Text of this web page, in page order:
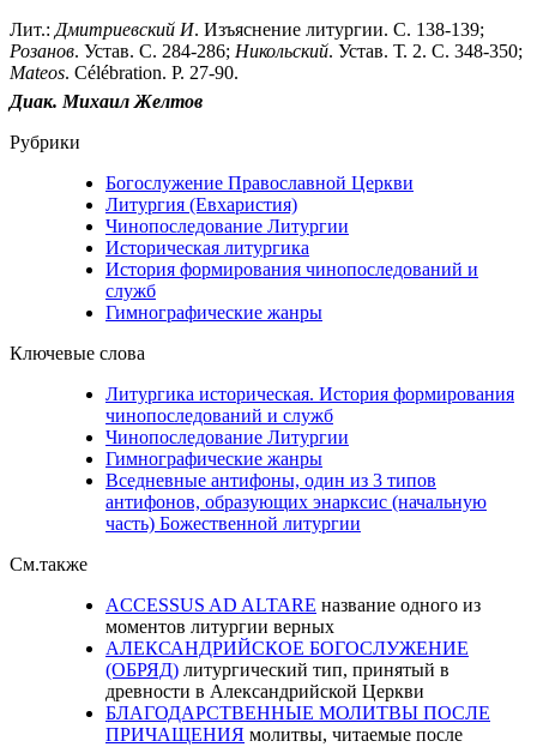
Лит.: Дмитриевский И. Изъяснение литургии. С. 138-139;
Розанов. Устав. С. 284-286; Никольский. Устав. Т. 2. С. 348-350;
Mateos. Célébration. P. 27-90.
Диак. Михаил Желтов
Рубрики
Богослужение Православной Церкви
Литургия (Евхаристия)
Чинопоследование Литургии
Историческая литургика
История формирования чинопоследований и
служб
Гимнографические жанры
Ключевые слова
Литургика историческая. История формирования
чинопоследований и служб
Чинопоследование Литургии
Гимнографические жанры
Вседневные антифоны, один из 3 типов
антифонов, образующих энарксис (начальную
часть) Божественной литургии
См.также
ACCESSUS AD ALTARE название одного из
моментов литургии верных
АЛЕКСАНДРИЙСКОЕ БОГОСЛУЖЕНИЕ
(ОБРЯД) литургический тип, принятый в
древности в Александрийской Церкви
БЛАГОДАРСТВЕННЫЕ МОЛИТВЫ ПОСЛЕ
ПРИЧАЩЕНИЯ молитвы, читаемые после